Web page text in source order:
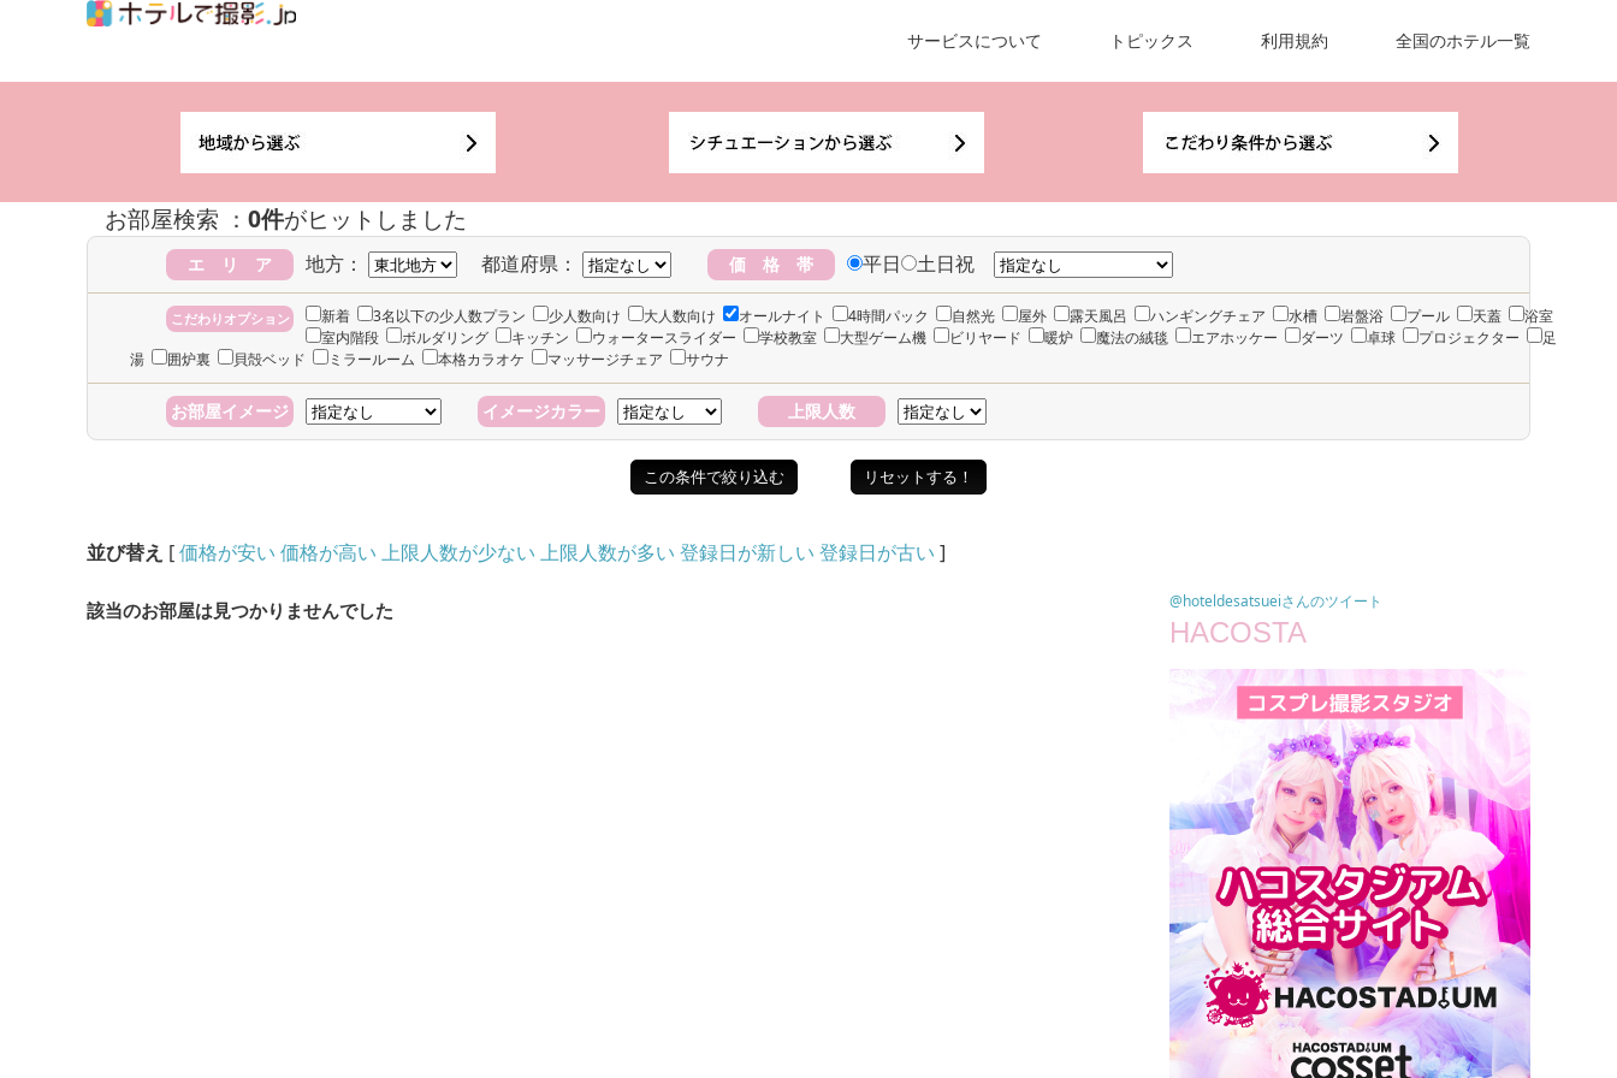
サービスについて トピックス 利用規約 全国のホテル一覧
お部屋検索 ： 0件がヒットしました
エ リ ア 地方： 都道府県： 価 格 帯 平日 土日祝
こだわりオプション 新着 3名以下の少人数プラン 少人数向け 大人数向け オールナイト 4時間パック 自然光 屋外 露天風呂 ハンギングチェア 水槽 岩盤浴 プール 天蓋
浴室
室内階段
ボルダリング キッチン ウォータースライダー 学校教室 大型ゲーム機 ビリヤード 暖炉 魔法の絨毯 エアホッケー ダーツ 卓球 プロジェクター
足
湯
囲炉裏 貝殻ベッド ミラールーム 本格カラオケ マッサージチェア サウナ
お部屋イメージ イメージカラー 上限人数
並び替え [価格が安い 価格が高い 上限人数が少ない 上限人数が多い 登録日が新しい 登録日が古い ]
該当のお部屋は見つかりませんでした @hoteldesatsueiさんのツイート
HACOSTA